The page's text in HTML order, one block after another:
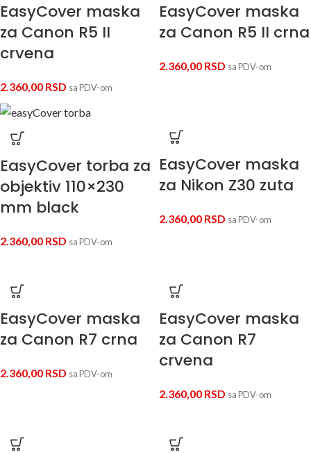
EasyCover maska
za Canon R5 II
crvena
2.360,00 RSD sa PDV-om
EasyCover maska
za Canon R5 II crna
2.360,00 RSD sa PDV-om
EasyCover torba za
objektiv 110×230
mm black
2.360,00 RSD sa PDV-om
EasyCover maska
za Nikon Z30 zuta
2.360,00 RSD sa PDV-om
EasyCover maska
za Canon R7 crna
2.360,00 RSD sa PDV-om
EasyCover maska
za Canon R7
crvena
2.360,00 RSD sa PDV-om